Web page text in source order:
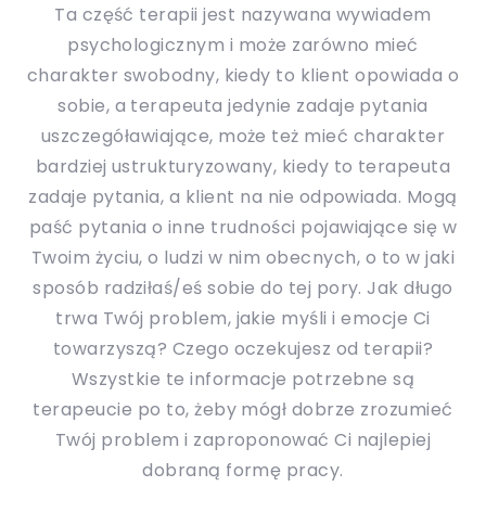
Ta część terapii jest nazywana wywiadem
psychologicznym i może zarówno mieć
charakter swobodny, kiedy to klient opowiada o
sobie, a terapeuta jedynie zadaje pytania
uszczegóławiające, może też mieć charakter
bardziej ustrukturyzowany, kiedy to terapeuta
zadaje pytania, a klient na nie odpowiada. Mogą
paść pytania o inne trudności pojawiające się w
Twoim życiu, o ludzi w nim obecnych, o to w jaki
sposób radziłaś/eś sobie do tej pory. Jak długo
trwa Twój problem, jakie myśli i emocje Ci
towarzyszą? Czego oczekujesz od terapii?
Wszystkie te informacje potrzebne są
terapeucie po to, żeby mógł dobrze zrozumieć
Twój problem i zaproponować Ci najlepiej
dobraną formę pracy.